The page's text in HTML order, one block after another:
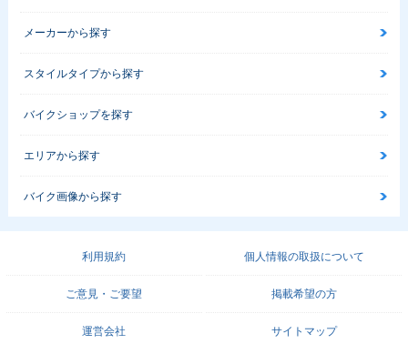
メーカーから探す
スタイルタイプから探す
バイクショップを探す
エリアから探す
バイク画像から探す
利用規約 個人情報の取扱について
ご意見・ご要望 掲載希望の方
運営会社 サイトマップ